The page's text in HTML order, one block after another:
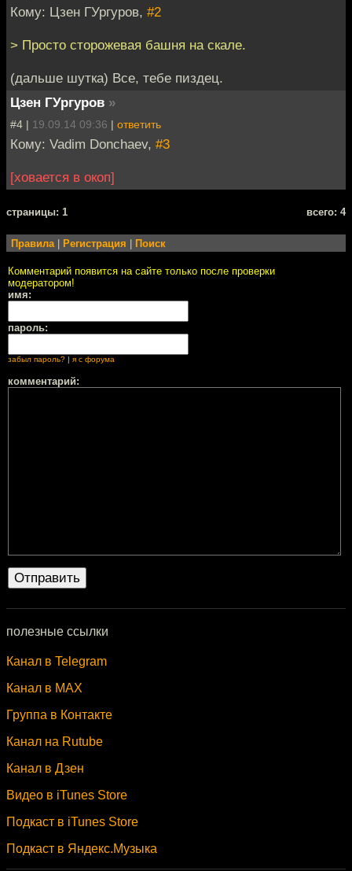
Кому: Цзен ГУргуров, #2
> Просто сторожевая башня на скале.
(дальше шутка) Все, тебе пиздец.
Цзен ГУргуров »
#4 | 19.09.14 09:36 | ответить
Кому: Vadim Donchaev, #3
[ховается в окоп]
cтраницы: 1 всего: 4
Правила| Регистрация Поиск
Комментарий появится на сайте только после проверки
модератором!
имя:
пароль:
забыл пароль? | я с форума
комментарий:
полезные ссылки
Канал в Telegram
Канал в MAX
Группа в Контакте
Канал на Rutube
Канал в Дзен
Видео в iTunes Store
Подкаст в iTunes Store
Подкаст в Яндекс.Музыка